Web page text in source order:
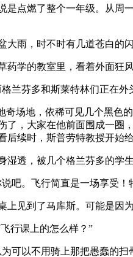
是点燃了整个一年级。从
雨，时不时有几道苍白的闪
药学的教室里，看着外面狂
兰芬多和斯莱特林们正在外
场地，依稀可见几个黑色
了，大家在他前面围成一
续时，斯普劳特教授开始
透，被几个格兰芬多的学
吧。飞行简直是一场享受
见到了马库斯。可能是因
行课上的怎么样？”
可以不用骑上那把愚蠢的